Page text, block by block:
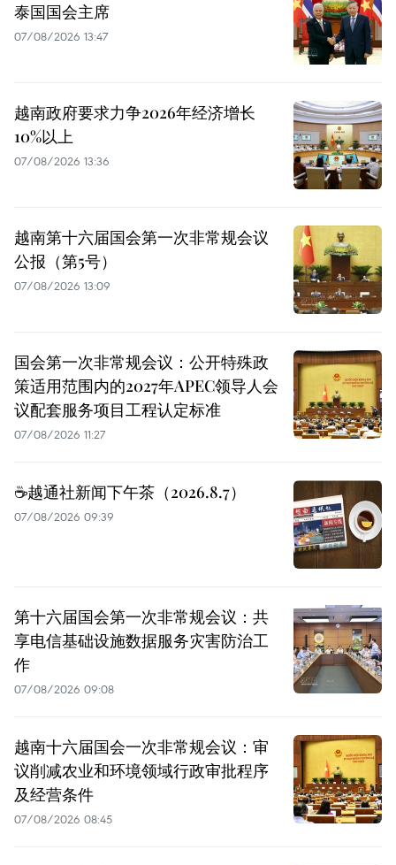
泰国国会主席
07/08/2026 13:47
越南政府要求力争2026年经济增长
10%以上
07/08/2026 13:36
越南第十六届国会第一次非常规会议
公报（第5号）
07/08/2026 13:09
国会第一次非常规会议：公开特殊政
策适用范围内的2027年APEC领导人会
议配套服务项目工程认定标准
07/08/2026 11:27
☕️越通社新闻下午茶（2026.8.7）
07/08/2026 09:39
第十六届国会第一次非常规会议：共
享电信基础设施数据服务灾害防治工
作
07/08/2026 09:08
越南十六届国会一次非常规会议：审
议削减农业和环境领域行政审批程序
及经营条件
07/08/2026 08:45